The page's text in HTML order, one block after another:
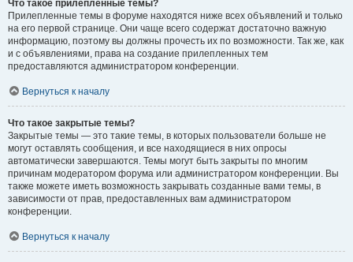
Что такое прилепленные темы?
Прилепленные темы в форуме находятся ниже всех объявлений и только
на его первой странице. Они чаще всего содержат достаточно важную
информацию, поэтому вы должны прочесть их по возможности. Так же, как
и с объявлениями, права на создание прилепленных тем
предоставляются администратором конференции.
Вернуться к началу
Что такое закрытые темы?
Закрытые темы — это такие темы, в которых пользователи больше не
могут оставлять сообщения, и все находящиеся в них опросы
автоматически завершаются. Темы могут быть закрыты по многим
причинам модератором форума или администратором конференции. Вы
также можете иметь возможность закрывать созданные вами темы, в
зависимости от прав, предоставленных вам администратором
конференции.
Вернуться к началу